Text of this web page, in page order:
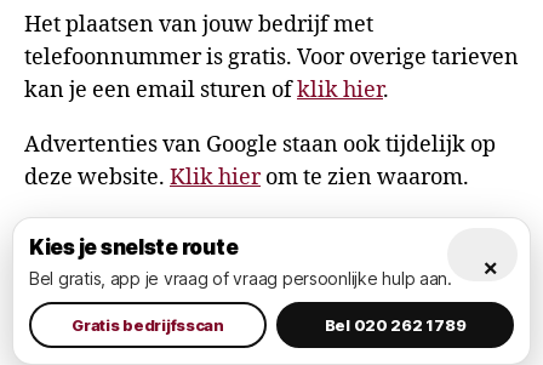
Het plaatsen van jouw bedrijf met
telefoonnummer is gratis. Voor overige tarieven
kan je een email sturen ofklik hier.
Advertenties van Google staan ook tijdelijk op
deze website. Klik hierom te zien waarom.
© 2026AlexandervanDijl.nl
Privacy Policy
Omhoog
×
Kies je snelste route
Bel gratis, app je vraag of vraag persoonlijke hulp aan.
Gratis bedrijfsscan Bel 020 262 1789